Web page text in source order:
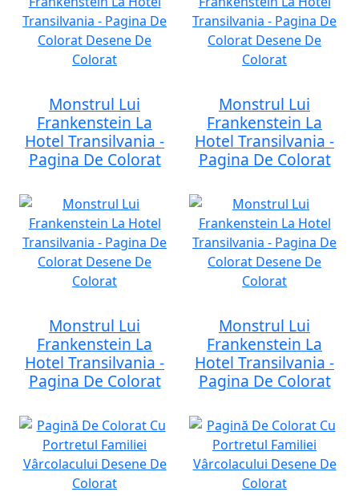
Monstrul Lui
Frankenstein La
Hotel Transilvania -
Pagina De Colorat
Monstrul Lui
Frankenstein La
Hotel Transilvania -
Pagina De Colorat
Monstrul Lui
Frankenstein La
Hotel Transilvania -
Pagina De Colorat
Monstrul Lui
Frankenstein La
Hotel Transilvania -
Pagina De Colorat